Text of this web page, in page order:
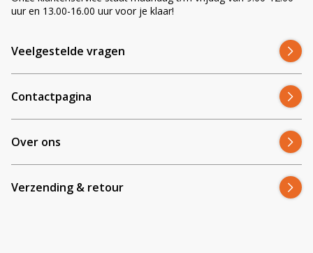
uur en 13.00-16.00 uur voor je klaar!
Veelgestelde vragen
Contactpagina
Over ons
Verzending & retour